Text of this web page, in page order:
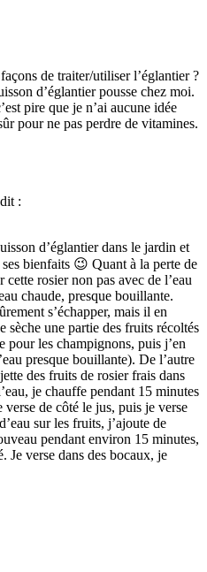
de traiter/utiliser l’églantier ?
d’églantier pousse chez moi.
pire que je n’ai aucune idée
pour ne pas perdre de vitamines.
dit :
d’églantier dans le jardin et
bienfaits 😉 Quant à la perte de
rosier non pas avec de l’eau
chaude, presque bouillante.
s’échapper, mais il en
sèche une partie des fruits récoltés
pour les champignons, puis j’en
presque bouillante). De l’autre
des fruits de rosier frais dans
je chauffe pendant 15 minutes
de côté le jus, puis je verse
sur les fruits, j’ajoute de
pendant environ 15 minutes,
Je verse dans des bocaux, je